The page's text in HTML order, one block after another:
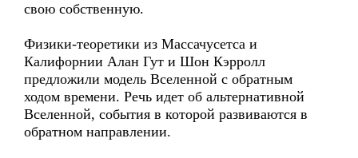
свою собственную.
Физики-теоретики из Массачусетса и
Калифорнии Алан Гут и Шон Кэрролл
предложили модель Вселенной с обратным
ходом времени. Речь идет об альтернативной
Вселенной, события в которой развиваются в
обратном направлении.